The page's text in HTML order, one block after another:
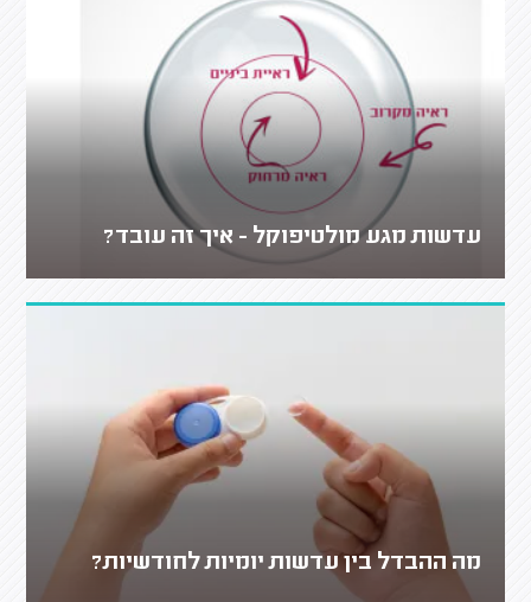
עדשות מגע מולטיפוקל - איך זה עובד?
מה ההבדל בין עדשות יומיות לחודשיות?